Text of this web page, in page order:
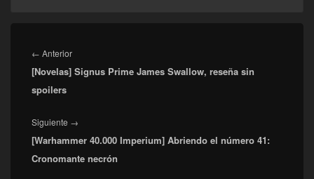
de
entradas
← AnteriorEntrada
anterior:
[Novelas] Signus Prime James Swallow, reseña sin
spoilers
Siguiente →
siguiente:
[Warhammer 40.000 Imperium] Abriendo el número 41:
Cronomante necrón